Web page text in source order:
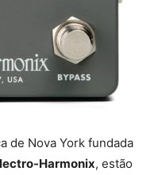
de Nova York fundada
Harmonix, estão